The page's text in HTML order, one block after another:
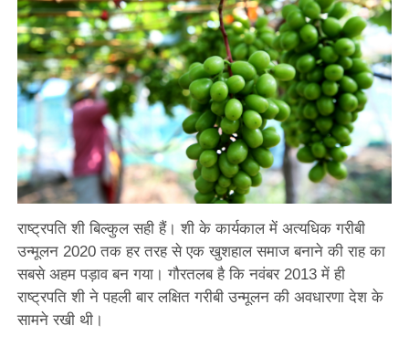
राष्ट्रपति शी बिल्कुल सही हैं। शी के कार्यकाल में अत्यधिक गरीबी
उन्मूलन 2020 तक हर तरह से एक खुशहाल समाज बनाने की राह का
सबसे अहम पड़ाव बन गया। गौरतलब है कि नवंबर 2013 में ही
राष्ट्रपति शी ने पहली बार लक्षित गरीबी उन्मूलन की अवधारणा देश के
सामने रखी थी।